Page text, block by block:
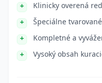
Klinicky overená
Špeciálne
Kompletné a
Vysoký obsah